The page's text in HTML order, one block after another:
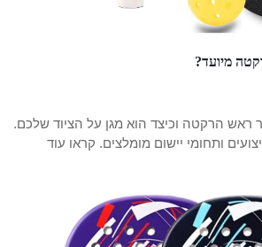
מיועד?
ראש הרקטה וכיצד הוא מגן על הציוד שלכם.
ותחומי יישום מומלצים. קראו עוד